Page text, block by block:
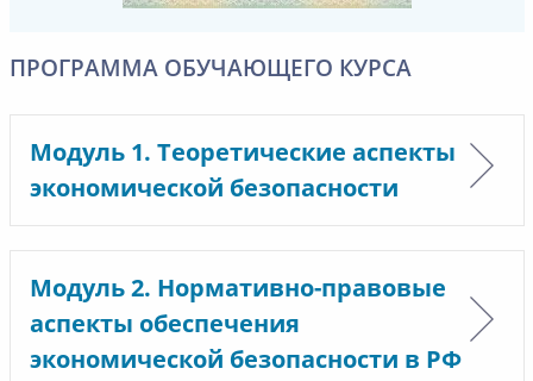
ПРОГРАММА ОБУЧАЮЩЕГО КУРСА
Модуль 1. Теоретические аспекты
экономической безопасности
Модуль 2. Нормативно-правовые
аспекты обеспечения
экономической безопасности в РФ